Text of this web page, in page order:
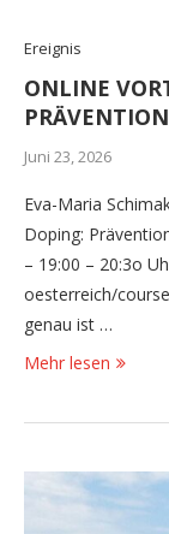
Ereignis
ONLINE
Juni 23, 2026
Eva-Maria
Doping:
– 19:00 – 20:3o
oesterreich/
genau ist …
Mehr lesen